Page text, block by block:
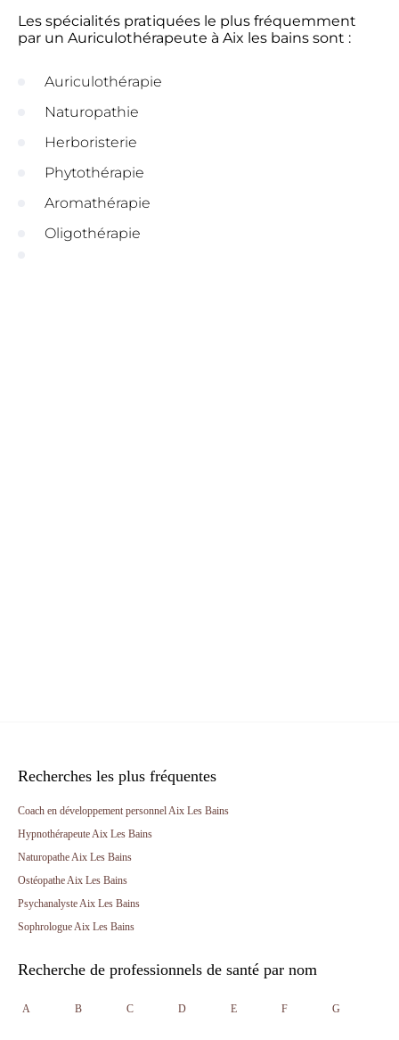
Les spécialités pratiquées le plus fréquemment
par un Auriculothérapeute à Aix les bains sont :
Auriculothérapie
Naturopathie
Herboristerie
Phytothérapie
Aromathérapie
Oligothérapie
Recherches les plus fréquentes
Coach en développement personnel Aix Les Bains
Hypnothérapeute Aix Les Bains
Naturopathe Aix Les Bains
Ostéopathe Aix Les Bains
Psychanalyste Aix Les Bains
Sophrologue Aix Les Bains
Recherche de professionnels de santé par nom
A B C D E F G